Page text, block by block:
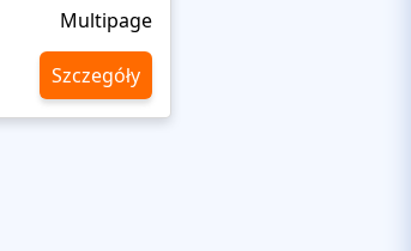
Multipage
Szczegóły